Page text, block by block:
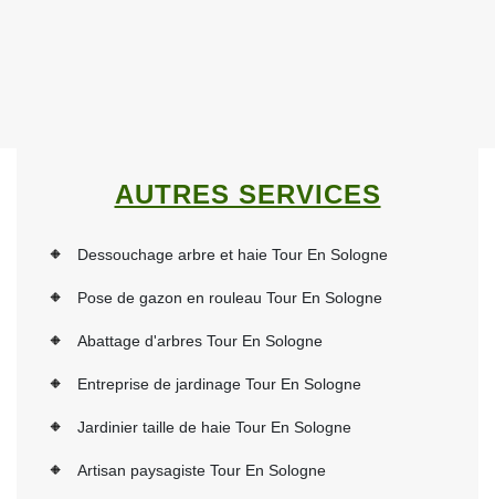
AUTRES SERVICES
Dessouchage arbre et haie Tour En Sologne
Pose de gazon en rouleau Tour En Sologne
Abattage d'arbres Tour En Sologne
Entreprise de jardinage Tour En Sologne
Jardinier taille de haie Tour En Sologne
Artisan paysagiste Tour En Sologne